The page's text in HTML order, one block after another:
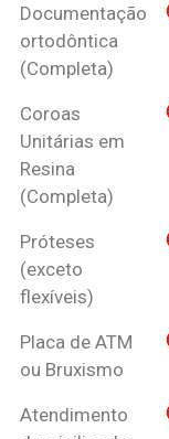
Documentação
ortodôntica
(Completa)
Coroas
Unitárias em
Resina
(Completa)
Próteses
(exceto
flexíveis)
Placa de ATM
ou Bruxismo
Atendimento